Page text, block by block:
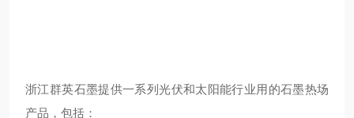
浙江群英石墨提供一系列光伏和太阳能行业用的石墨热场
产品，包括：